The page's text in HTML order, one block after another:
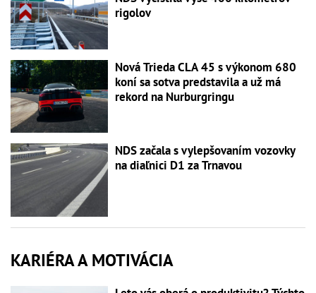
rigolov
Nová Trieda CLA 45 s výkonom 680
koní sa sotva predstavila a už má
rekord na Nurburgringu
NDS začala s vylepšovaním vozovky
na diaľnici D1 za Trnavou
KARIÉRA A MOTIVÁCIA